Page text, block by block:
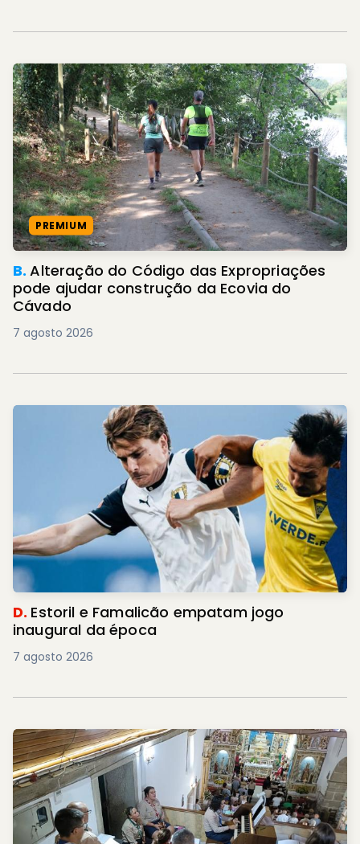
PREMIUM
B.Alteração do Código das Expropriações
pode ajudar construção da Ecovia do
Cávado
7 agosto 2026
D. Estoril e Famalicão empatam jogo
inaugural da época
7 agosto 2026